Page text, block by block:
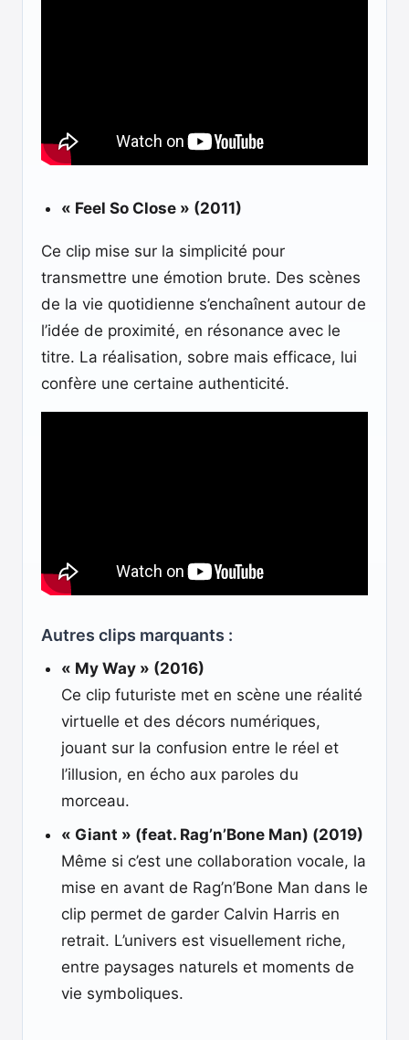
« Feel So Close » (2011)
Ce clip mise sur la simplicité pour
transmettre une émotion brute. Des scènes
de la vie quotidienne s’enchaînent autour de
l’idée de proximité, en résonance avec le
titre. La réalisation, sobre mais efficace, lui
confère une certaine authenticité.
Autres clips marquants :
« My Way » (2016)
Ce clip futuriste met en scène une réalité
virtuelle et des décors numériques,
jouant sur la confusion entre le réel et
l’illusion, en écho aux paroles du
morceau.
« Giant » (feat. Rag’n’Bone Man) (2019)
Même si c’est une collaboration vocale, la
mise en avant de Rag’n’Bone Man dans le
clip permet de garder Calvin Harris en
retrait. L’univers est visuellement riche,
entre paysages naturels et moments de
vie symboliques.